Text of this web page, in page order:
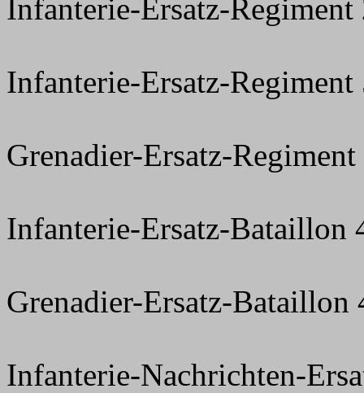
Infanterie-Ersatz-Regiment
Infanterie-Ersatz-Regiment
Grenadier-Ersatz-
Infanterie-Ersatz-Bataillon
Grenadier-Ersatz-Bataillon
Infanterie-Nachrichten-